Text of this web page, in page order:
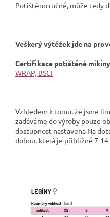
Potištěno ručně, může tedy
Veškerý výtěžek jde na
Certifikace potištěné
WRAP, BSCI
Vzhledem k tomu, že jsme
zadáváme do výroby pouze
dostupnost nastavena Na
dobou, která je přibližně 7-